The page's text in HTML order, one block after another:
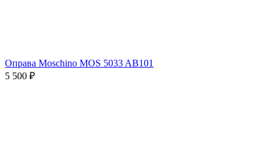
Оправа Moschino MOS 5033 AB101
5 500 ₽